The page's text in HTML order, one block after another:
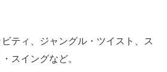
ティ、ジャングル・ツイスト、 ス
スイングなど。